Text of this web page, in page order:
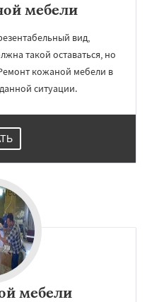
мебели
вид,
такой оставаться, но
кожаной мебели в
ситуации.
мебели